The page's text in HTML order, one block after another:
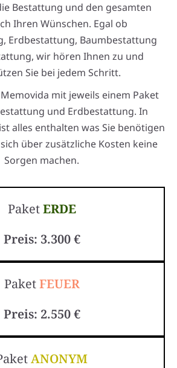
Bestattung und den gesamten
Ihren Wünschen. Egal ob
Erdbestattung, Baumbestattung
wir hören Ihnen zu und
Sie bei jedem Schritt.
mit jeweils einem Paket
und Erdbestattung. In
alles enthalten was Sie benötigen
über zusätzliche Kosten keine
Sorgen machen.
PaketERDE
Preis: 3.300 €
PaketFEUER
Preis: 2.550 €
ANONYM